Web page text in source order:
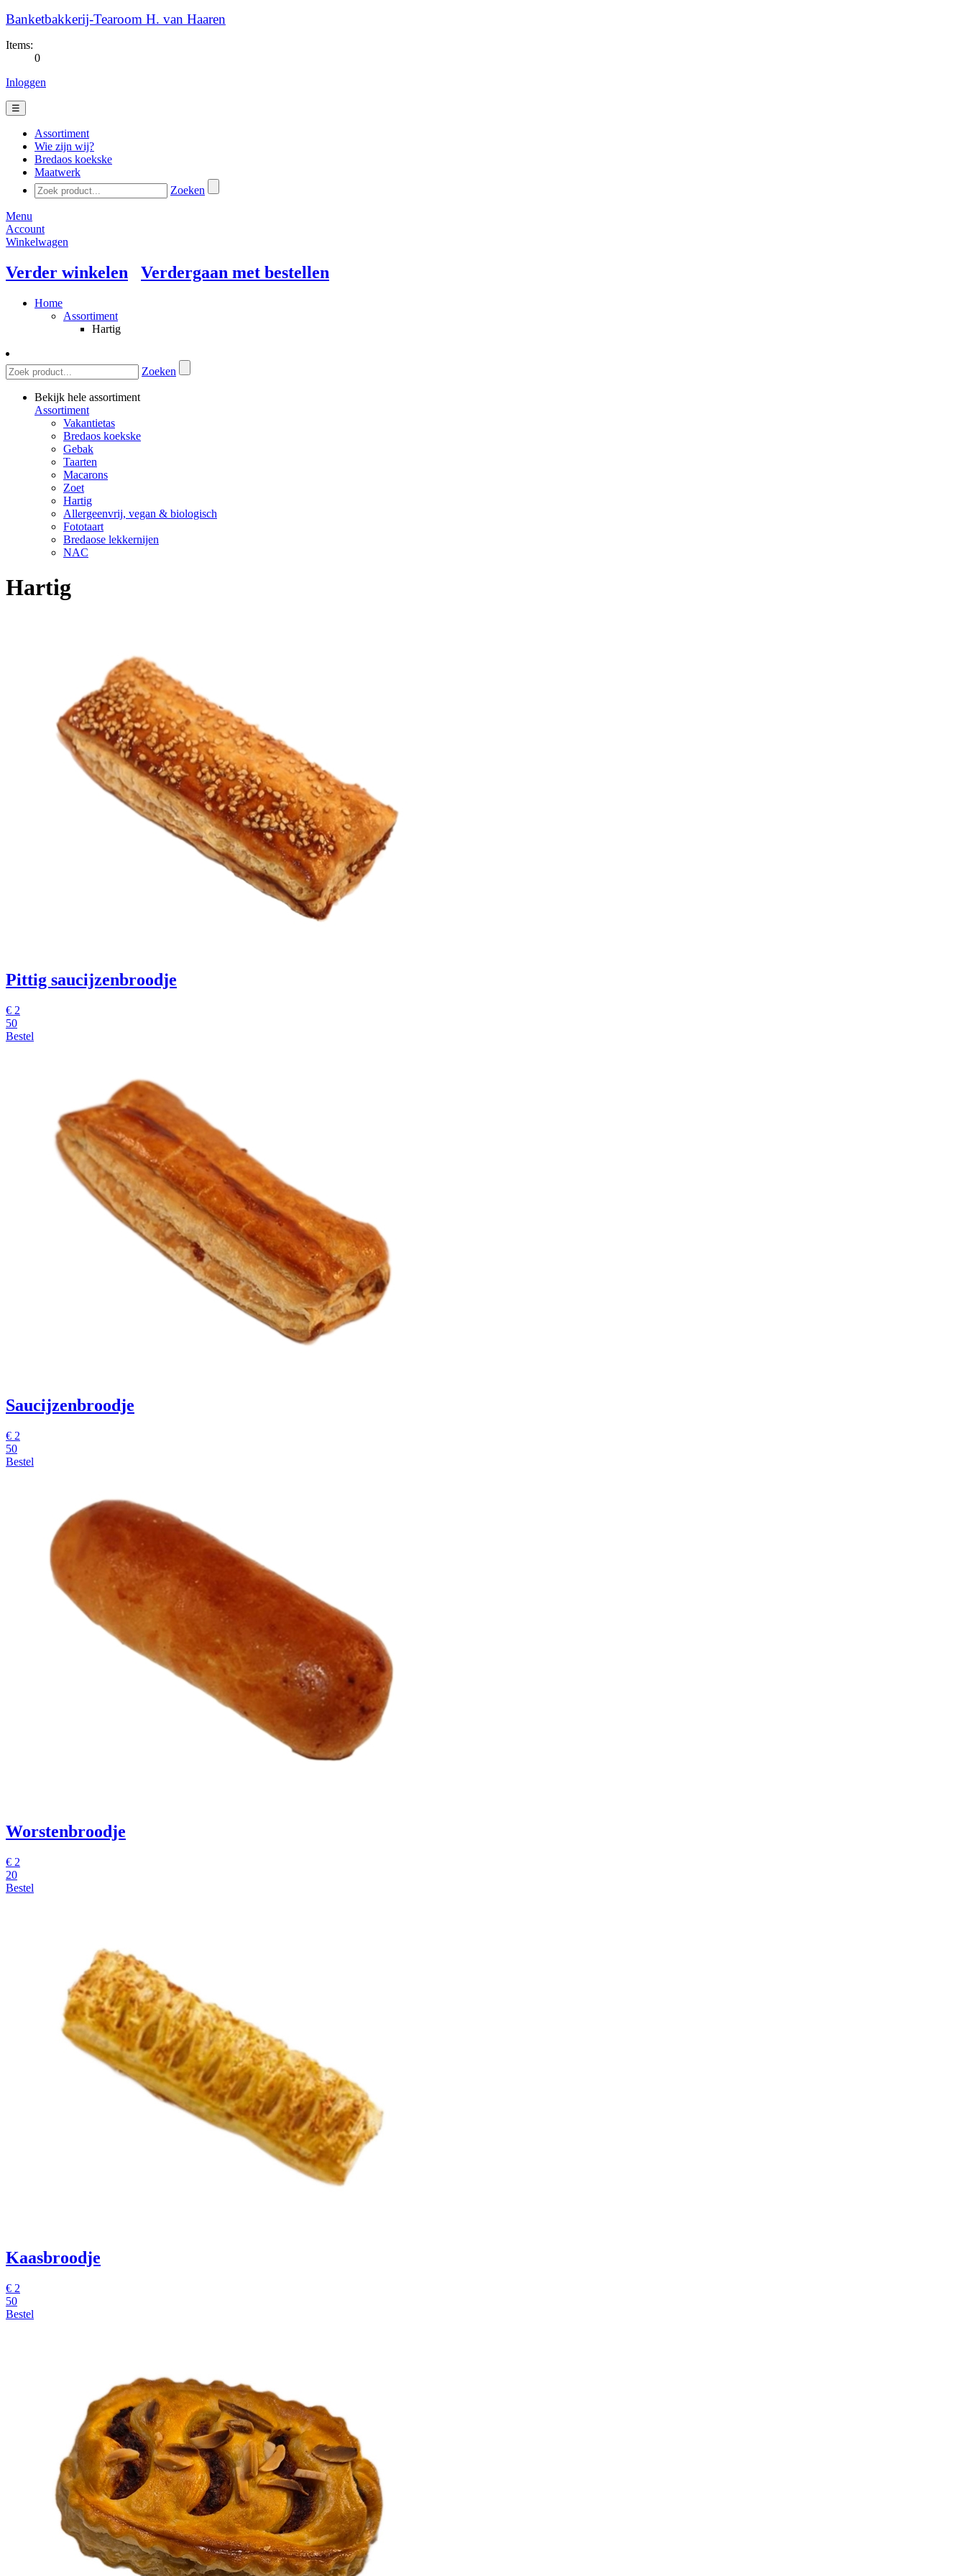
Banketbakkerij-Tearoom H. van Haaren
Items:
0
Inloggen
☰
Assortiment
Wie zijn wij?
Bredaos koekske
Maatwerk
Zoeken
Menu
Account
Winkelwagen
Verder winkelen Verdergaan met bestellen
Home
Assortiment
Hartig
Zoeken
Bekijk hele assortiment
Assortiment
Vakantietas
Bredaos koekske
Gebak
Taarten
Macarons
Zoet
Hartig
Allergeenvrij, vegan & biologisch
Fototaart
Bredaose lekkernijen
NAC
Hartig
Pittig saucijzenbroodje
€ 2
50
Bestel
Saucijzenbroodje
€ 2
50
Bestel
Worstenbroodje
€ 2
20
Bestel
Kaasbroodje
€ 2
50
Bestel